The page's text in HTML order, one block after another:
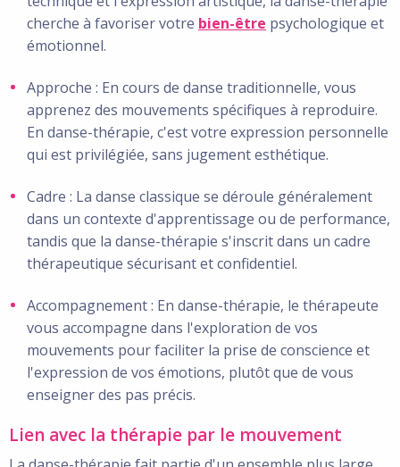
cherche à favoriser votre bien-être psychologique et
émotionnel.
Approche : En cours de danse traditionnelle, vous
apprenez des mouvements spécifiques à reproduire.
En danse-thérapie, c'est votre expression personnelle
qui est privilégiée, sans jugement esthétique.
Cadre : La danse classique se déroule généralement
dans un contexte d'apprentissage ou de performance,
tandis que la danse-thérapie s'inscrit dans un cadre
thérapeutique sécurisant et confidentiel.
Accompagnement : En danse-thérapie, le thérapeute
vous accompagne dans l'exploration de vos
mouvements pour faciliter la prise de conscience et
l'expression de vos émotions, plutôt que de vous
enseigner des pas précis.
Lien avec la thérapie par le mouvement